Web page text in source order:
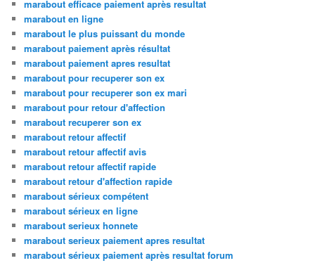
marabout efficace paiement après resultat
marabout en ligne
marabout le plus puissant du monde
marabout paiement après résultat
marabout paiement apres resultat
marabout pour recuperer son ex
marabout pour recuperer son ex mari
marabout pour retour d'affection
marabout recuperer son ex
marabout retour affectif
marabout retour affectif avis
marabout retour affectif rapide
marabout retour d'affection rapide
marabout sérieux compétent
marabout sérieux en ligne
marabout serieux honnete
marabout serieux paiement apres resultat
marabout sérieux paiement après resultat forum